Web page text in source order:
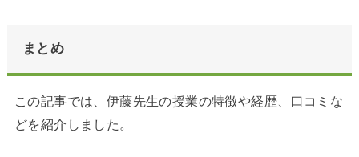
まとめ
この記事では、伊藤先生の授業の特徴や経歴、口コミな
どを紹介しました。